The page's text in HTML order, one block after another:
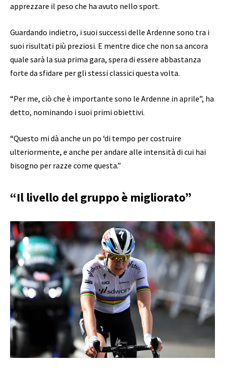
apprezzare il peso che ha avuto nello sport.
Guardando indietro, i suoi successi delle Ardenne sono tra i
suoi risultati più preziosi. E mentre dice che non sa ancora
quale sarà la sua prima gara, spera di essere abbastanza
forte da sfidare per gli stessi classici questa volta.
“Per me, ciò che è importante sono le Ardenne in aprile”, ha
detto, nominando i suoi primi obiettivi.
“Questo mi dà anche un po ‘di tempo per costruire
ulteriormente, e anche per andare alle intensità di cui hai
bisogno per razze come questa.”
“Il livello del gruppo è migliorato”